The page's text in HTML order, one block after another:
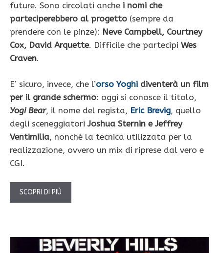
future. Sono circolati anche i nomi che
parteciperebbero al progetto (sempre da
prendere con le pinze): Neve Campbell, Courtney
Cox, David Arquette. Difficile che partecipi Wes
Craven.
E’ sicuro, invece, che l’orso Yoghi diventerà un film
per il grande schermo: oggi si conosce il titolo,
Yogi Bear, il nome del regista, Eric Brevig, quello
degli sceneggiatoriJoshua Sternin e Jeffrey
Ventimilia, nonché la tecnica utilizzata per la
realizzazione, ovvero un mix di riprese dal vero e
CGI.
SCOPRI DI PIÙ